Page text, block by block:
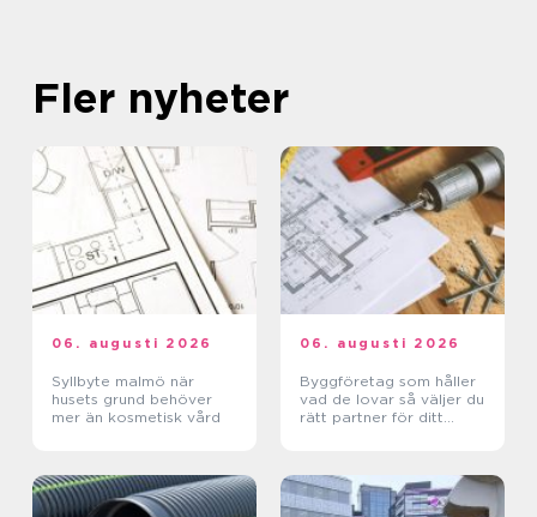
Fler nyheter
06. augusti 2026
Syllbyte malmö när
husets grund behöver
mer än kosmetisk vård
06. augusti 2026
Byggföretag som håller
vad de lovar så väljer du
rätt partner för ditt